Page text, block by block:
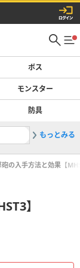
ボス
モンスター
防具
2侵獣の
もっとみる
の入手方法と効果【
】